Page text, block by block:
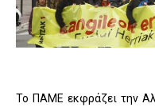
Το ΠΑΜΕ εκφράζει την